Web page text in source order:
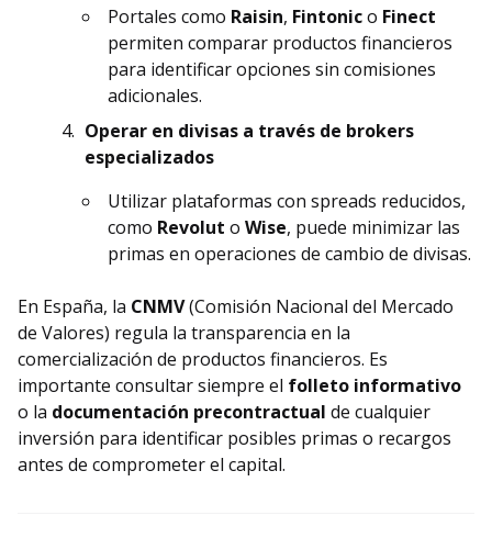
Portales como Raisin, Fintonico Finect
permiten comparar productos financieros
para identificar opciones sin comisiones
adicionales.
Operar en divisas a través de brokers
especializados
Utilizar plataformas con spreads reducidos,
como Revolut o Wise, puede minimizar las
primas en operaciones de cambio de divisas.
En España, la CNMV(Comisión Nacional del Mercado
de Valores) regula la transparencia en la
comercialización de productos financieros. Es
importante consultar siempre el folleto informativo
o la documentación precontractual de cualquier
inversión para identificar posibles primas o recargos
antes de comprometer el capital.